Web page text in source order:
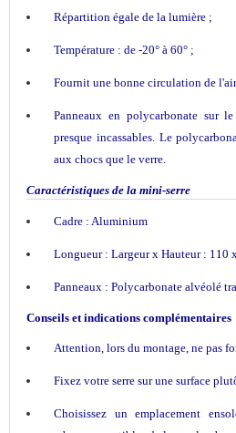
Répartition égale de la lumière ;
Température : de -20° à 60° ;
Fournit une bonne circulation de
Panneaux en polycarbonate sur
presque incassables. Le
aux chocs que le verre.
Caractéristiques de la mini-serre
Cadre : Aluminium
Longueur : Largeur x Hauteur : 110
Panneaux : Polycarbonate alvéolé
Conseils et indications complémentaires
Attention, lors du montage, ne pas
Fixez votre serre sur une surface
Choisissez un emplacement